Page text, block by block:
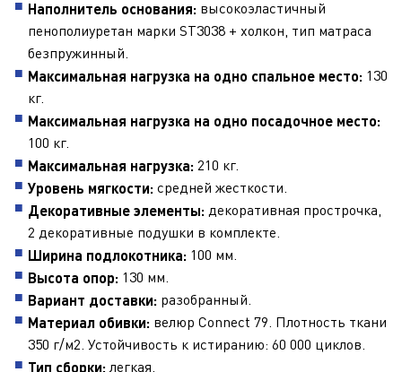
Наполнитель основания: высокоэластичный
пенополиуретан марки ST3038 + холкон, тип матраса
безпружинный.
Максимальная нагрузка на одно спальное место: 130
кг.
Максимальная нагрузка на одно посадочное место:
100 кг.
Максимальная нагрузка: 210 кг.
Уровень мягкости: средней жесткости.
Декоративные элементы: декоративная прострочка,
2 декоративные подушки в комплекте.
Ширина подлокотника: 100 мм.
Высота опор: 130 мм.
Вариант доставки: разобранный.
Материал обивки: велюр Connect 79. Плотность ткани
350 г/м2. Устойчивость к истиранию: 60 000 циклов.
Тип сборки: легкая.